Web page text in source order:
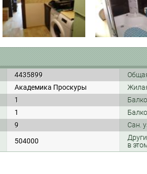
4435899
Академика Проскуры
1
1
9 Сан.
504000
в